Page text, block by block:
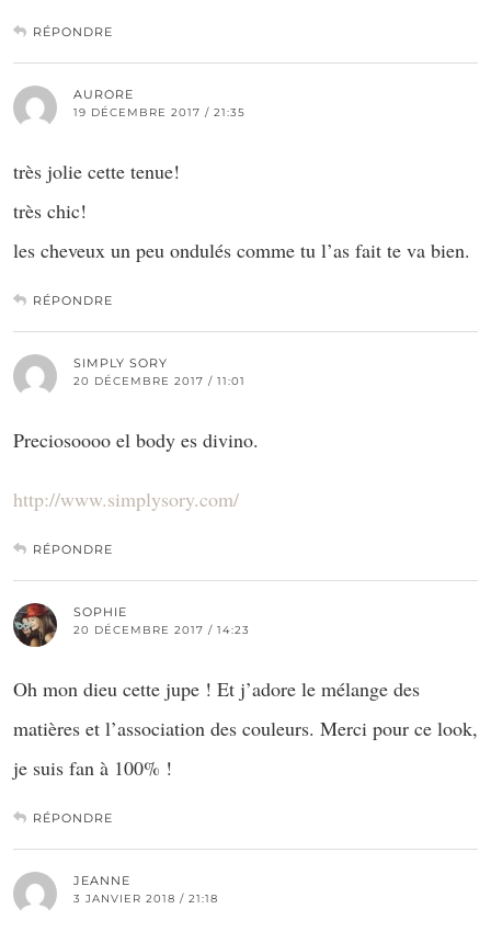
RÉPONDRE
AURORE
19 DÉCEMBRE 2017 / 21:35
très jolie cette tenue!
très chic!
les cheveux un peu ondulés comme tu l’as fait te va bien.
RÉPONDRE
SIMPLY SORY
20 DÉCEMBRE 2017 / 11:01
Preciosoooo el body es divino.
http://www.simplysory.com/
RÉPONDRE
SOPHIE
20 DÉCEMBRE 2017 / 14:23
Oh mon dieu cette jupe ! Et j’adore le mélange des
matières et l’association des couleurs. Merci pour ce look,
je suis fan à 100% !
RÉPONDRE
JEANNE
3 JANVIER 2018 / 21:18